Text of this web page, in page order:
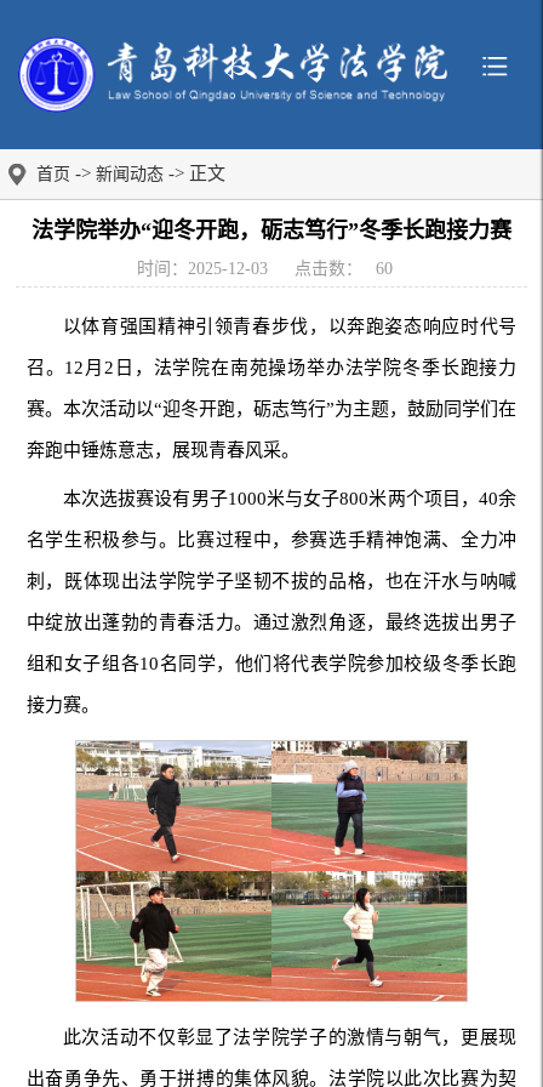
首页 -> 新闻动态 -> 正文
法学院举办“迎冬开跑，砺志笃行”冬季长跑接力赛
时间：2025-12-03 点击数： 60
以体育强国精神引领青春步伐，以奔跑姿态响应时代号
召。12月2日，法学院在南苑操场举办法学院冬季长跑接力
赛。本次活动以“迎冬开跑，砺志笃行”为主题，鼓励同学们在
奔跑中锤炼意志，展现青春风采。
本次选拔赛设有男子1000米与女子800米两个项目，40余
名学生积极参与。比赛过程中，参赛选手精神饱满、全力冲
刺，既体现出法学院学子坚韧不拔的品格，也在汗水与呐喊
中绽放出蓬勃的青春活力。通过激烈角逐，最终选拔出男子
组和女子组各10名同学，他们将代表学院参加校级冬季长跑
接力赛。
此次活动不仅彰显了法学院学子的激情与朝气，更展现
出奋勇争先、勇于拼搏的集体风貌。法学院以此次比赛为契